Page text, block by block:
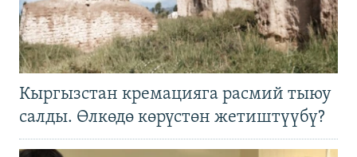
Кыргызстан кремацияга расмий тыюу
салды. Өлкөдө көрүстөн жетиштүүбү?